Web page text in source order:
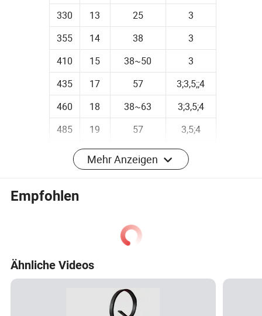
330
13 25
3
355
14 38
3
410
15 38~50
3
435
17 57
3;3,5;;4
460
18 38~63
3;3,5;4
485
19 57
3,5;4
20 44~70
3,5;4;5
535
21 63-70
3,5;4;5
560
63~108
660
26
100~130
120~135
Mehr Anzeigen
Empfohlen
Ähnliche Videos